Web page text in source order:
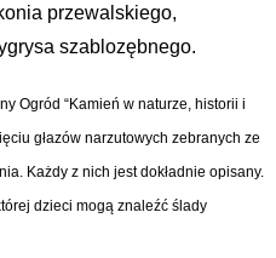
przewalskiego,
szablozębnego.
Ogród “Kamień w naturze, historii i
głazów narzutowych zebranych ze
Każdy z nich jest dokładnie opisany.
dzieci mogą znaleźć ślady